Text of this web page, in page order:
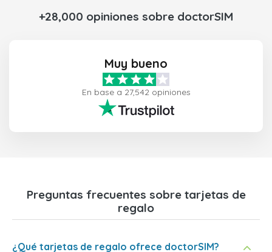
+28,000 opiniones sobre doctorSIM
Muy bueno
En base a 27,542 opiniones
Preguntas frecuentes sobre tarjetas de
regalo
¿Qué tarjetas de regalo ofrece doctorSIM?